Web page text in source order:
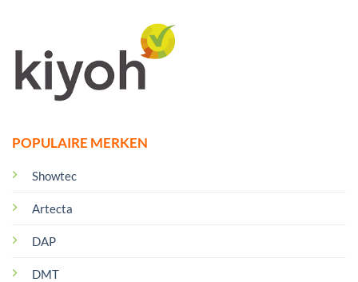
POPULAIRE MERKEN
Showtec
Artecta
DAP
DMT